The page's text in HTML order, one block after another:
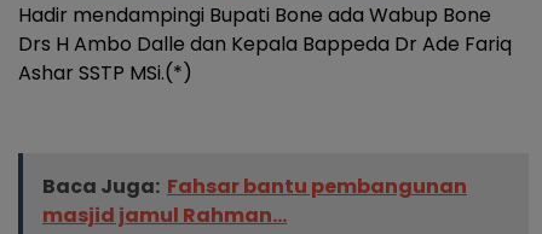
Hadir mendampingi Bupati Bone ada Wabup Bone
Drs H Ambo Dalle dan Kepala Bappeda Dr Ade Fariq
Ashar SSTP MSi.(*)
Baca Juga: Fahsar bantu pembangunan
masjid jamul Rahman...